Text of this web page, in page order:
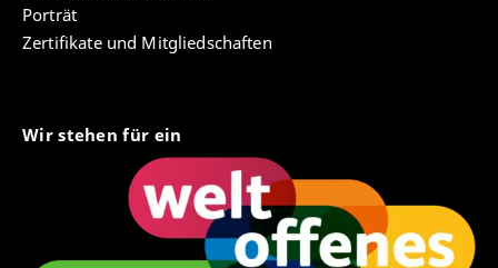
Porträt
Zertifikate und Mitgliedschaften
Wir stehen für ein